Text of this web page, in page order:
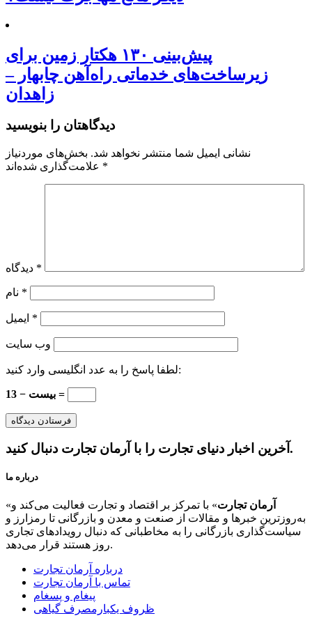
پیش‌بینی ۱۳۰ هکتار زمین برای
زیرساخت‌های خدماتی راه‌آهن چابهار –
زاهدان
دیدگاهتان را بنویسید
نشانی ایمیل شما منتشر نخواهد شد. بخش‌های موردنیاز
*
*
*
*
وب‌ سایت
لطفا پاسخ را به عدد انگلیسی وارد کنید:
بیست − 13 =
آخرین اخبار دنیای تجارت را با آرمان تجارت دنبال کنید.
درباره ما
« آرمان تجارت» با تمرکز بر اقتصاد و تجارت فعالیت می‌کند و
به‌روزترین خبرها و مقالات از صنعت و معدن و بازرگانی تا رمزارز و
سیاست‌گذاری بازرگانی را به مخاطبانی که دنبال رویدادهای تجاری
روز هستند قرار می‌دهد.
درباره آرمان تجارت
تماس با آرمان تجارت
پیغام و پسغام
ظروف یکبارمصرف گیاهی